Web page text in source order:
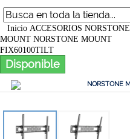
Inicio ACCESORIOS NORSTONE
MOUNT NORSTONE MOUNT
FIX60100TILT
Disponible